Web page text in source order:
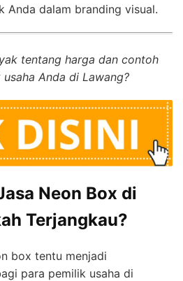
Anda dalam branding visual.
tentang harga dan contoh
Anda di Lawang?
Neon Box di
Terjangkau?
box tentu menjadi
para pemilik usaha di